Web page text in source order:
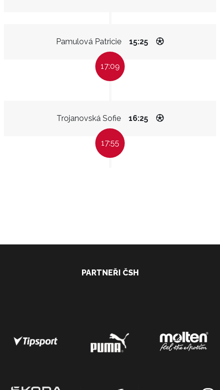
Pamulová Patricie 15:25
17:09
Trojanovská Sofie 16:25
17:55
PARTNEŘI ČSH